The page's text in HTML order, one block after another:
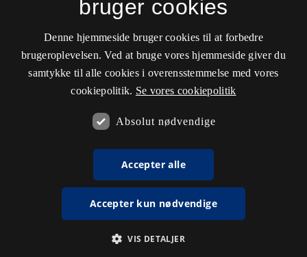
bruger cookies
Denne hjemmeside bruger cookies til at forbedre
brugeroplevelsen. Ved at bruge vores hjemmeside giver du
samtykke til alle cookies i overensstemmelse med vores
cookiepolitik. Se vores cookiepolitik
Absolut nødvendige
Accepter alle
Accepter kun nødvendige
VIS DETALJER